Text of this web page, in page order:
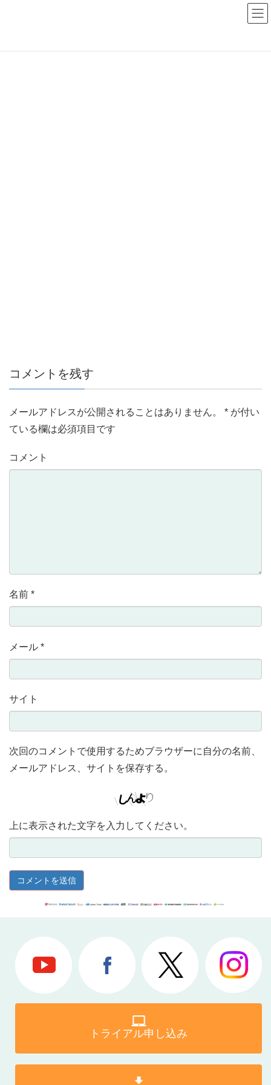
コメントを残す
メールアドレスが公開されることはありません。 * が付い
ている欄は必須項目です
コメント
名前 *
メール *
サイト
次回のコメントで使用するためブラウザーに自分の名前、
メールアドレス、サイトを保存する。
上に表示された文字を入力してください。
トライアル申し込み